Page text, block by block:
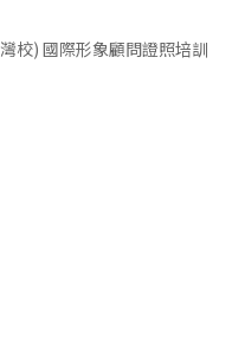
校) 國際形象顧問證照培訓